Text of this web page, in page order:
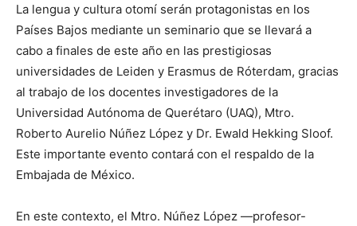
La lengua y cultura otomí serán protagonistas en los
Países Bajos mediante un seminario que se llevará a
cabo a finales de este año en las prestigiosas
universidades de Leiden y Erasmus de Róterdam, gracias
al trabajo de los docentes investigadores de la
Universidad Autónoma de Querétaro (UAQ), Mtro.
Roberto Aurelio Núñez López y Dr. Ewald Hekking Sloof.
Este importante evento contará con el respaldo de la
Embajada de México.
En este contexto, el Mtro. Núñez López —profesor-